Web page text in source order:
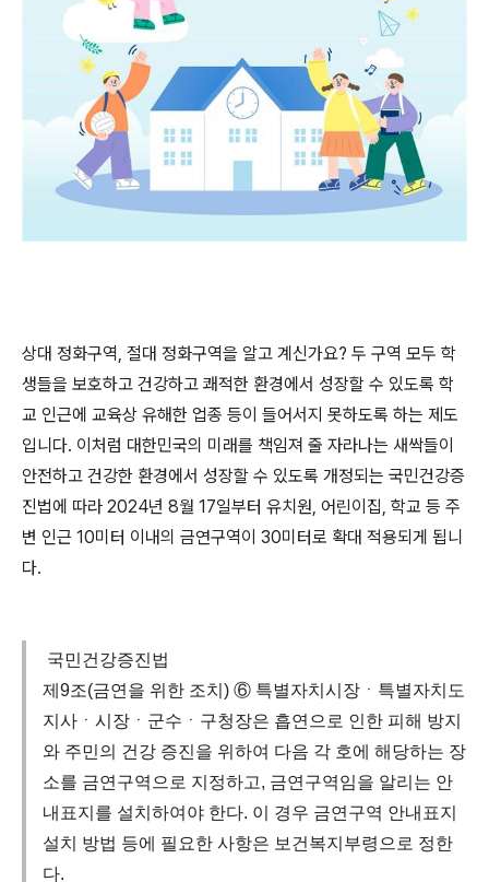
상대 정화구역, 절대 정화구역을 알고 계신가요? 두 구역 모두 학
생들을 보호하고 건강하고 쾌적한 환경에서 성장할 수 있도록 학
교 인근에 교육상 유해한 업종 등이 들어서지 못하도록 하는 제도
입니다. 이처럼 대한민국의 미래를 책임져 줄 자라나는 새싹들이
안전하고 건강한 환경에서 성장할 수 있도록 개정되는 국민건강증
진법에 따라 2024년 8월 17일부터 유치원, 어린이집, 학교 등 주
변 인근 10미터 이내의 금연구역이 30미터로 확대 적용되게 됩니
다.
국민건강증진법
제9조(금연을 위한 조치) ⑥ 특별자치시장ㆍ특별자치도
지사ㆍ시장ㆍ군수ㆍ구청장은 흡연으로 인한 피해 방지
와 주민의 건강 증진을 위하여 다음 각 호에 해당하는 장
소를 금연구역으로 지정하고, 금연구역임을 알리는 안
내표지를 설치하여야 한다. 이 경우 금연구역 안내표지
설치 방법 등에 필요한 사항은 보건복지부령으로 정한
다.